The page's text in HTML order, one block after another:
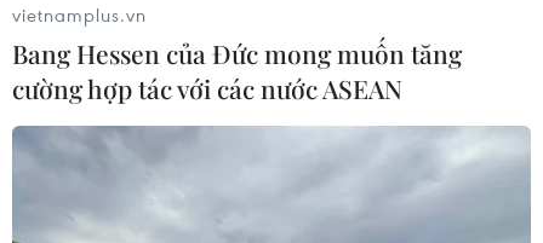
vietnamplus.vn
Bang Hessen của Đức mong muốn tăng
cường hợp tác với các nước ASEAN